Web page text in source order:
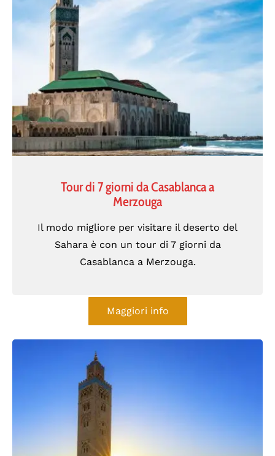
Tour di 7 giorni da Casablanca a
Merzouga
Il modo migliore per visitare il deserto del
Sahara è con un tour di 7 giorni da
Casablanca a Merzouga.
Maggiori info